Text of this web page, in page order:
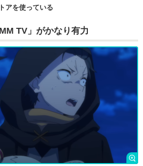
アを使っている
TV」がかなり有力